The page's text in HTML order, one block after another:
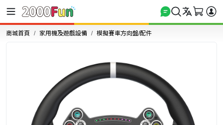
商城首頁 家用機及遊戲設備 模擬賽車方向盤/配件